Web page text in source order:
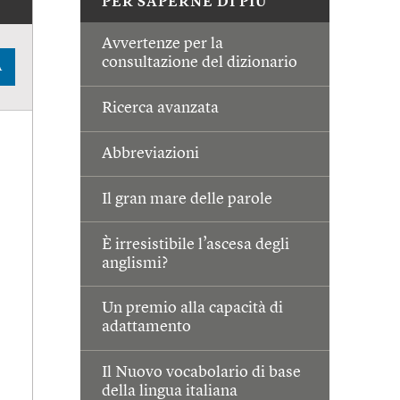
Avvertenze per la
consultazione del dizionario
Ricerca avanzata
Abbreviazioni
Il gran mare delle parole
È irresistibile l’ascesa degli
anglismi?
Un premio alla capacità di
adattamento
Il Nuovo vocabolario di base
della lingua italiana